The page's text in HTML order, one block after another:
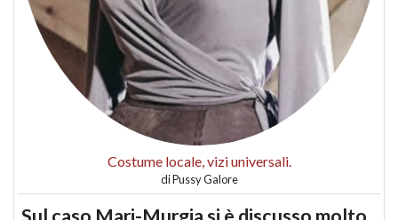
Costume locale, vizi universali.
diPussy Galore